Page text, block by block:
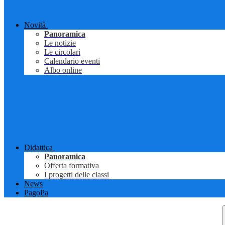
Novità
Panoramica
Le notizie
Le circolari
Calendario eventi
Albo online
Didattica
Panoramica
Offerta formativa
I progetti delle classi
News
PagoPa